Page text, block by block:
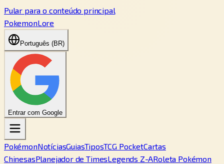
Pular para o conteúdo principal
PokemonLore
Português (BR)
Entrar com Google
PokémonNotíciasGuiasTiposTCG PocketCartas
ChinesasPlanejador de TimesLegends Z-ARoleta Pokémon